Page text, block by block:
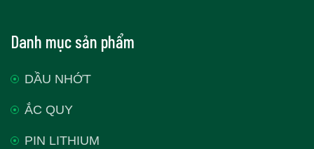
Danh mục sản phẩm
DẦU NHỚT
ẮC QUY
PIN LITHIUM